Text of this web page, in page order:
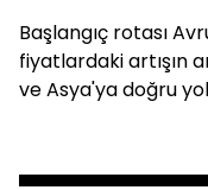
Başlangıç rotası
fiyatlardaki artışın
ve Asya'ya doğru